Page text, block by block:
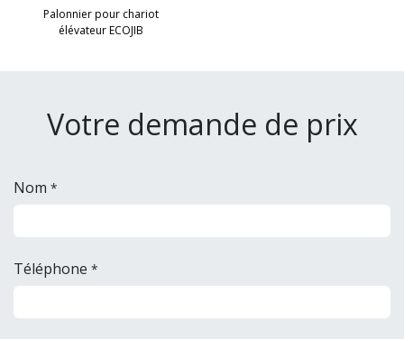
Palonnier pour chariot
élévateur ECOJIB
Votre demande de prix
Nom *
Téléphone *